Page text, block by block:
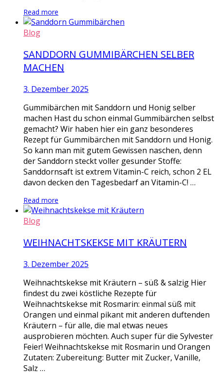
Read more
Blog
SANDDORN GUMMIBÄRCHEN SELBER
MACHEN
3. Dezember 2025
Gummibärchen mit Sanddorn und Honig selber
machen Hast du schon einmal Gummibärchen selbst
gemacht? Wir haben hier ein ganz besonderes
Rezept für Gummibärchen mit Sanddorn und Honig.
So kann man mit gutem Gewissen naschen, denn
der Sanddorn steckt voller gesunder Stoffe:
Sanddornsaft ist extrem Vitamin-C reich, schon 2 EL
davon decken den Tagesbedarf an Vitamin-C! …
Read more
Blog
WEIHNACHTSKEKSE MIT KRÄUTERN
3. Dezember 2025
Weihnachtskekse mit Kräutern – süß & salzig Hier
findest du zwei köstliche Rezepte für
Weihnachtskekse mit Rosmarin: einmal süß mit
Orangen und einmal pikant mit anderen duftenden
Kräutern – für alle, die mal etwas neues
ausprobieren möchten. Auch super für die Sylvester
Feier! Weihnachtskekse mit Rosmarin und Orangen
Zutaten: Zubereitung: Butter mit Zucker, Vanille,
Salz …